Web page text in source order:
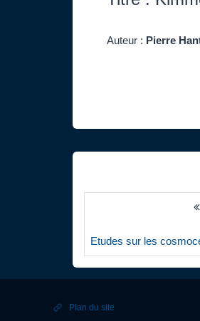
Auteur : Pierre
Etudes sur les
Plan du site